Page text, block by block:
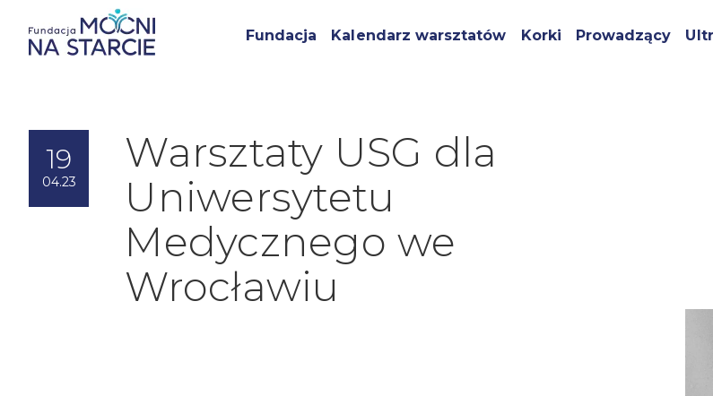
Fundacja Kalendarz warsztatów Korki Prowadzący
19
04.23
Warsztaty USG dla
Uniwersytetu
Medycznego we
Wrocławiu